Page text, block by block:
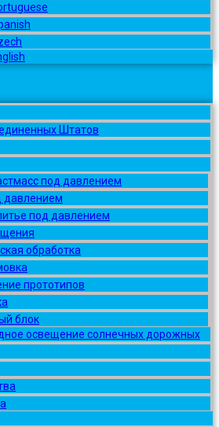
Штатов
под давлением
давлением
под давлением
обработка
прототипов
блок
освещение солнечных дорожных